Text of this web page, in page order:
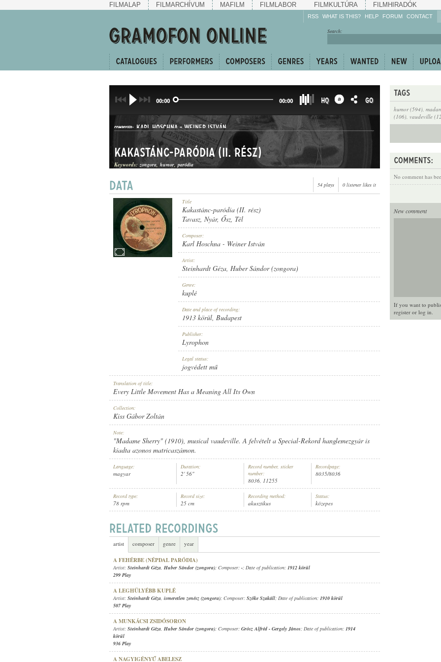
FILMALAP FILMARCHÍVUM MAFILM FILMLABOR FILMKULTÚRA FILMHIRADÓK
RSS WHAT IS THIS? HELP
Enrich!
Share!
FORUM CONTACT
Search:
humor (594),
(106), vaudeville
No comment has
New comment
If you want to
register or log in.
00:00 00:00 HQ GO
ARTIST: STEINHARDT GÉZA ,HUBER SÁNDOR (ZONGORA)
COMPOSER: KARL HOSCHNA-WEINER ISTVÁN
KUPLÉ
8036
Kakastánc-paródia (II. rész)
Keywords: zongora humor paródia
54 plays 0 listener likes it
Title
Kakastánc-paródia (II. rész)
Tavasz, Nyár, Ősz, Tél
Composer:
Karl Hoschna - Weiner István
Artist:
Steinhardt Géza, Huber Sándor (zongora)
Genre:
kuplé
Date and place of recording:
1913 körül, Budapest
Publisher:
Lyrophon
Legal status:
jogvédett mű
Translation of title:
Every Little Movement Has a Meaning All Its Own
Collection:
Kiss Gábor Zoltán
Note:
"Madame Sherry" (1910), musical vaudeville. A felvételt a Special-Rekord hanglemezgyár is
kiadta azonos matricaszámon.
Language:
magyar
Duration:
2' 56"
Record number, sticker
number:
8036, 11255
Recordpage:
8035/8036
Record type:
78 rpm
Record size:
25 cm
Recording method:
akusztikus
Status:
közepes
artist composer genre year
A FEHÉRBE (NÉPDAL PARÓDIA)
Artist: Steinhardt Géza, Huber Sándor (zongora); Composer: -; Date of publication: 1912 körül
299 Play
A LEGHÜLYÉBB KUPLÉ
Artist: Steinhardt Géza, ismeretlen zenész (zongora); Composer: Szőke Szakáll; Date of publication: 1910 körül
507 Play
A MUNKÁCSI ZSIDÓSORON
Artist: Steinhardt Géza, Huber Sándor (zongora); Composer: Grósz Alfréd - Gergely János; Date of publication: 1914
körül
936 Play
A NAGYIGÉNYŰ ABELESZ